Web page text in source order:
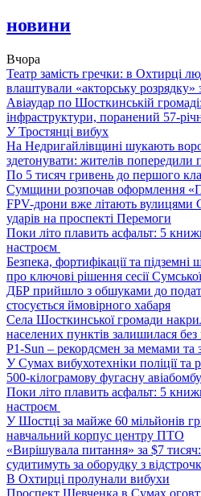
новини
Вчора
Театр замість гречки: в Охтирці
влаштували «акторську розрядку»
Авіаудар по Шосткинській
інфраструктури, поранений 57-
У Тростянці вибух
На Недригайлівщині шукають
здетонувати: жителів попередили
По 5 тисяч гривень до першого
Сумщини розпочав оформлення
FPV-дрони вже літають вулицями
ударів на проспекті Перемоги
Поки літо плавить асфальт: 5
настроєм
Безпека, фортифікації та
про ключові рішення сесії
ДБР прийшло з обшуками до
стосується ймовірного хабаря
Села Шосткинської громади
населених пунктів залишилася без
P1-Sun – рекордсмен за мемами
У Сумах вибухотехніки поліції та
500-кілограмову фугасну авіабомбу
Поки літо плавить асфальт: 5
настроєм
У Шостці за майже 60 мільйонів
навчальний корпус центру ПТО
«Вирішувала питання» за $7
судитимуть за оборудку з
В Охтирці пролунали вибухи
Проспект Шевченка в Сумах